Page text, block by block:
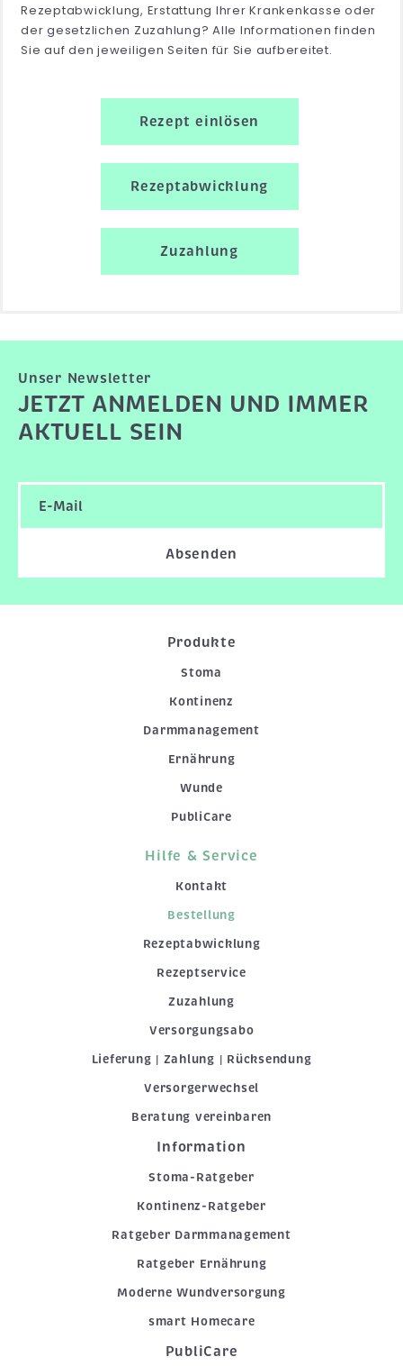
Rezeptabwicklung, Erstattung Ihrer Krankenkasse oder
der gesetzlichen Zuzahlung? Alle Informationen finden
Sie auf den jeweiligen Seiten für Sie aufbereitet.
Rezept einlösen
Rezeptabwicklung
Zuzahlung
Unser Newsletter
JETZT ANMELDEN UND IMMER
AKTUELL SEIN
Absenden
Produkte
Stoma
Kontinenz
Darmmanagement
Ernährung
Wunde
PubliCare
Hilfe & Service
Kontakt
Bestellung
Rezeptabwicklung
Rezeptservice
Zuzahlung
Versorgungsabo
Lieferung | Zahlung | Rücksendung
Versorgerwechsel
Beratung vereinbaren
Information
Stoma-Ratgeber
Kontinenz-Ratgeber
Ratgeber Darmmanagement
Ratgeber Ernährung
Moderne Wundversorgung
smart Homecare
PubliCare